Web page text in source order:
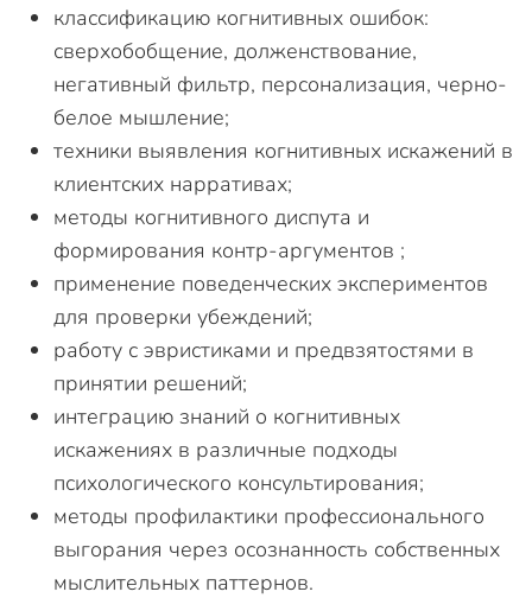
классификацию когнитивных ошибок:
сверхобобщение, долженствование,
негативный фильтр, персонализация, черно-
белое мышление;
техники выявления когнитивных искажений в
клиентских нарративах;
методы когнитивного диспута и
формирования контр-аргументов ;
применение поведенческих экспериментов
для проверки убеждений;
работу с эвристиками и предвзятостями в
принятии решений;
интеграцию знаний о когнитивных
искажениях в различные подходы
психологического консультирования;
методы профилактики профессионального
выгорания через осознанность собственных
мыслительных паттернов.